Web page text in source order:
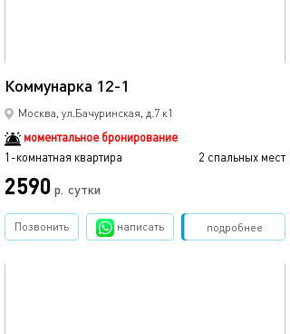
Коммунарка 12-1
Москва, ул.Бачуринская, д.7 к1
моментальное бронирование
1-комнатная квартира
2 спальных мест
2590 р. сутки
подробнее
Позвонить написать Забронировать